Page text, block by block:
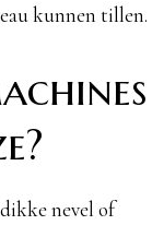
kunnen tillen.
nevel of